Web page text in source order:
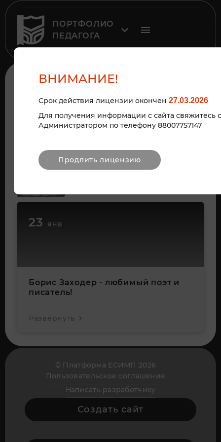
ПОРТФОЛИО
ПЕДАГОГА
БОРИС ЗАХОДЕР -
ЛЮБИМЫЙ ПОЭТ И
ПИСАТЕЛЬ!
23 янв
Борис Заходер - любимый поэт и
писатель!
Развернуть
© Платформа ЕСИМП 2026
Пользовательское соглашение
Написать разработчику
Создать сайт
ВНИМАНИЕ!
Срок действия лицензии окончен 27.03.2026
Для получения информации с сайта свяжитесь с
Администратором по телефону 88007757147
Продлить лицензию